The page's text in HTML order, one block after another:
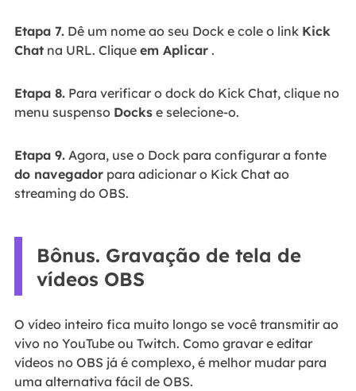
Etapa 7.Dê um nome ao seu Dock e cole o link Kick
Chatna URL. Clique em Aplicar.
Etapa 8.Para verificar o dock do Kick Chat, clique no
menu suspenso Dockse selecione-o.
Etapa 9.Agora, use o Dock para configurar a fonte
do navegadorpara adicionar o Kick Chat ao
streaming do OBS.
Bônus. Gravação de tela de
vídeos OBS
O vídeo inteiro fica muito longo se você transmitir ao
vivo no YouTube ou Twitch. Como gravar e editar
vídeos no OBS já é complexo, é melhor mudar para
uma alternativa fácil de OBS.